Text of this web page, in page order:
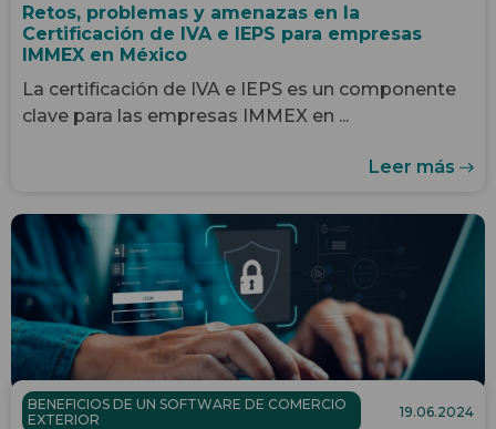
Retos, problemas y amenazas en la
Certificación de IVA e IEPS para empresas
IMMEX en México
La certificación de IVA e IEPS es un componente
clave para las empresas IMMEX en ...
Leer más
BENEFICIOS DE UN SOFTWARE DE COMERCIO
EXTERIOR
19.06.2024